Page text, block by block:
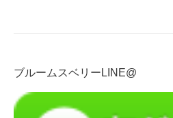
ス
入
ブルームスベリーLINE@